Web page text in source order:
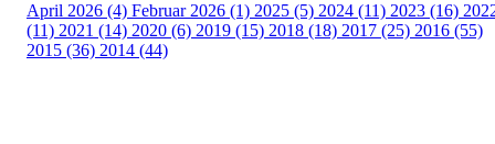
April 2026 (4) Februar 2026 (1) 2025 (5) 2024 (11) 2023 (16)
(11) 2021 (14) 2020 (6) 2019 (15) 2018 (18) 2017 (25) 2016 (55)
2015 (36) 2014 (44)